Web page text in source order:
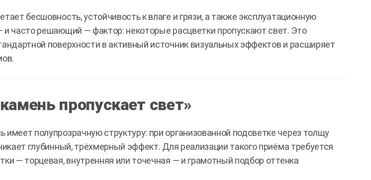
бесшовность, устойчивость к влаге и грязи, а также эксплуатационную
часто решающий — фактор: некоторые расцветки пропускают свет. Это
поверхности в активный источник визуальных эффектов и расширяет
пропускает свет»
полупрозрачную структуру: при организованной подсветке через толщу
глубинный, трёхмерный эффект. Для реализации такого приёма требуется
— торцевая, внутренняя или точечная — и грамотный подбор оттенка